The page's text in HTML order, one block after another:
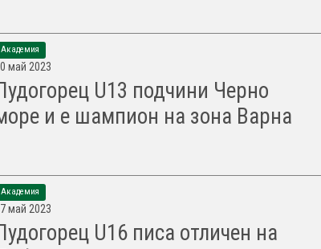
Академия
май 2023
U13 подчини Черно
и е шампион на зона Варна
Академия
май 2023
U16 писа отличен на